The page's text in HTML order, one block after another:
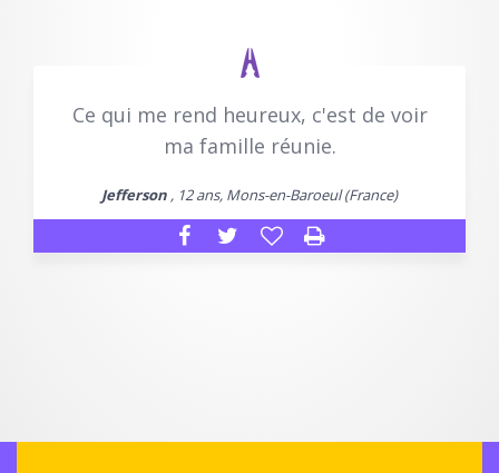
Ce qui me rend heureux, c'est de voir
ma famille réunie.
Jefferson , 12 ans, Mons-en-Baroeul (France)